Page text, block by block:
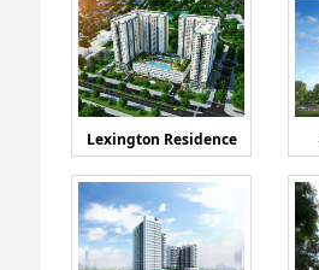
Lexington Residence